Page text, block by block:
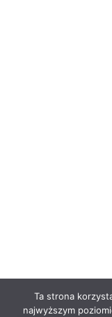
Ta strona
najwyższym